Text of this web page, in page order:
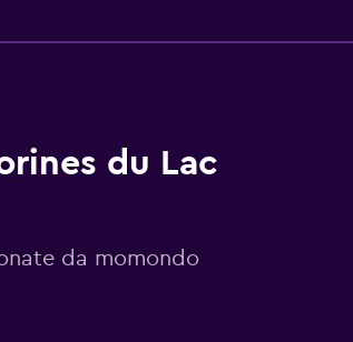
du Lac
da momondo